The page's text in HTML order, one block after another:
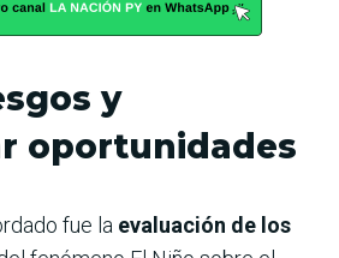
y
oportunidades
fue la evaluación de los